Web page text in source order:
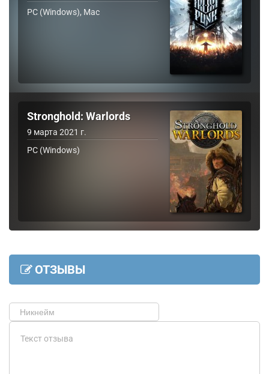
PC (Windows), Mac
Stronghold: Warlords
9 марта 2021 г.
PC (Windows)
ОТЗЫВЫ